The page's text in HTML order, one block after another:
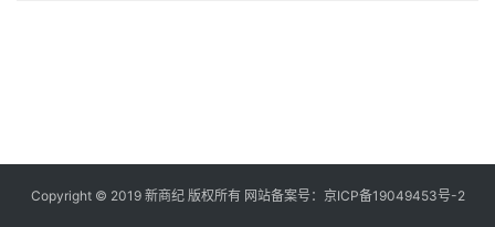
栏
Copyright © 2019 新商纪版权所有 网站备案号： 京ICP备19049453号-2